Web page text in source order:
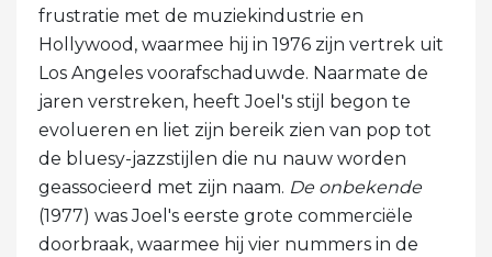
frustratie met de muziekindustrie en
Hollywood, waarmee hij in 1976 zijn vertrek uit
Los Angeles voorafschaduwde. Naarmate de
jaren verstreken, heeft Joel's stijl begon te
evolueren en liet zijn bereik zien van pop tot
de bluesy-jazzstijlen die nu nauw worden
geassocieerd met zijn naam. De onbekende
(1977) was Joel's eerste grote commerciële
doorbraak, waarmee hij vier nummers in de